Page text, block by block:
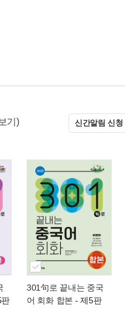
기) 신간알림 신청
301句로 끝내는 중국
어 회화 합본 - 제5판